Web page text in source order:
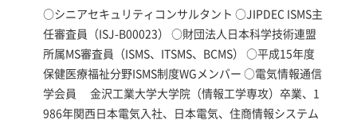
○シニアセキュリティコンサルタント ○JIPDEC ISMS主
任審査員（ISJ-B00023） ○財団法人日本科学技術連盟
所属MS審査員（ISMS、ITSMS、BCMS） ○平成15年度
保健医療福祉分野ISMS制度WGメンバー ○電気情報通信
学会員 金沢工業大学大学院（情報工学専攻）卒業、1
986年関西日本電気入社、日本電気、住商情報システム